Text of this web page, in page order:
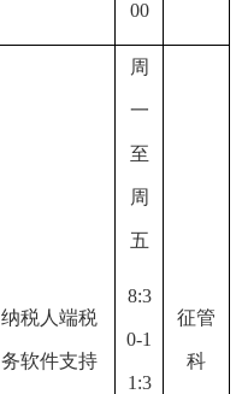
00
纳税人端税
务软件支持
周
一
至
周
五
8:3
0-1
1:3
征管
科